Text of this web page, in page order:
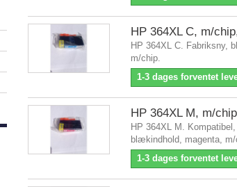
HP 364XL C, m/
HP 364XL C. Fabriksny,
m/chip.
1-3 dages forventet
HP 364XL M, m/
HP 364XL M.
blækindhold, magenta, m/
1-3 dages forventet